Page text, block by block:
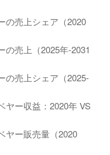
の売上シェア（2020
の売上（2025年-2031
の売上シェア（2025-
ヤー収益：2020年 VS
ヤー販売量（2020